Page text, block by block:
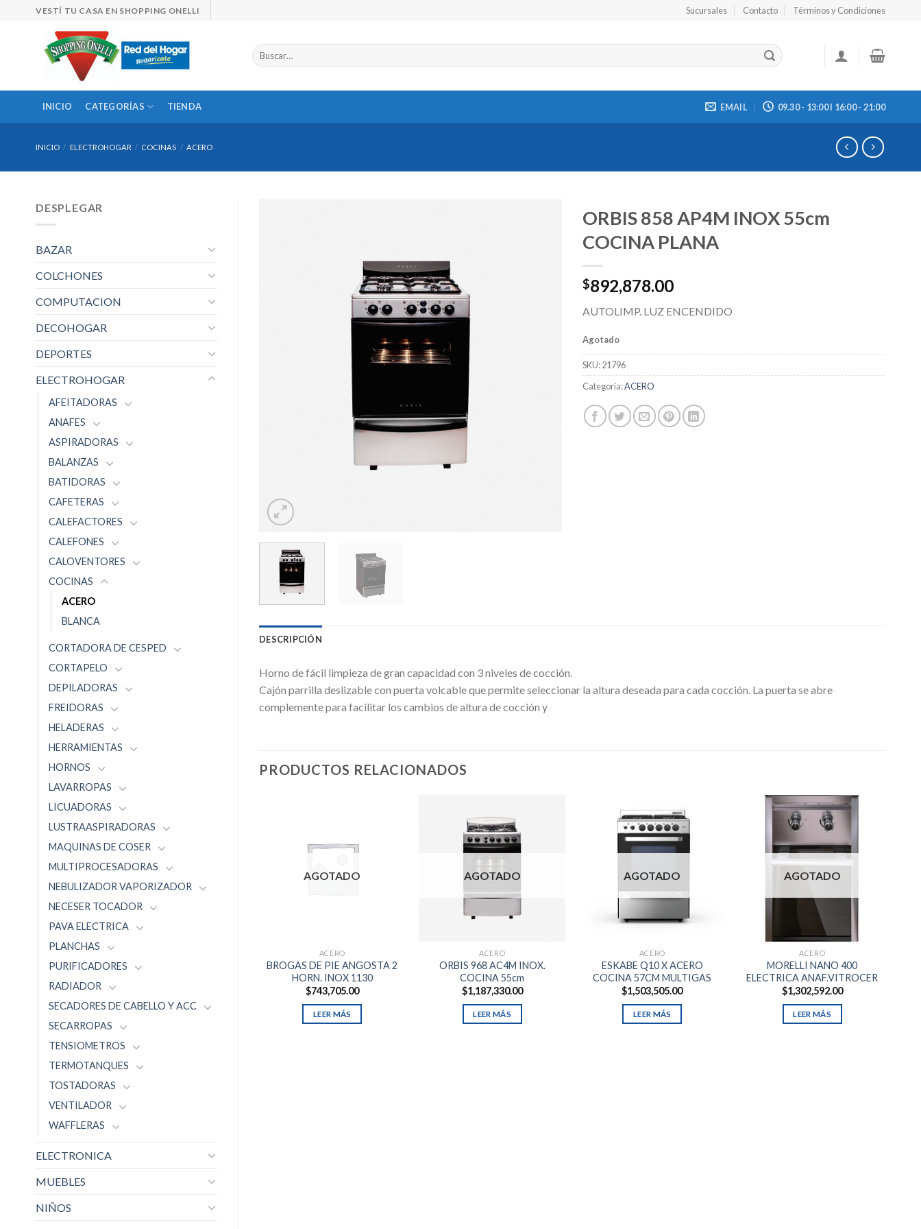
VESTÍ TU CASA EN SHOPPING ONELLI Sucursales Contacto Términos y Condiciones
Buscar
por:
INICIO CATEGORÍAS TIENDA EMAIL 09.30 - 13:00 I 16:00 - 21:00
INICIO / ELECTROHOGAR / COCINAS / ACERO
DESPLEGAR
BAZAR
COLCHONES
COMPUTACION
DECOHOGAR
DEPORTES
ELECTROHOGAR
AFEITADORAS
ANAFES
ASPIRADORAS
BALANZAS
BATIDORAS
CAFETERAS
CALEFACTORES
CALEFONES
CALOVENTORES
COCINAS
ACERO
BLANCA
CORTADORA DE CESPED
CORTAPELO
DEPILADORAS
FREIDORAS
HELADERAS
HERRAMIENTAS
HORNOS
LAVARROPAS
LICUADORAS
LUSTRAASPIRADORAS
MAQUINAS DE COSER
MULTIPROCESADORAS
NEBULIZADOR VAPORIZADOR
NECESER TOCADOR
PAVA ELECTRICA
PLANCHAS
PURIFICADORES
RADIADOR
SECADORES DE CABELLO Y ACC
SECARROPAS
TENSIOMETROS
TERMOTANQUES
TOSTADORAS
VENTILADOR
WAFFLERAS
ELECTRONICA
MUEBLES
NIÑOS
ORBIS 858 AP4M INOX 55cm
COCINA PLANA
$892,878.00
AUTOLIMP. LUZ ENCENDIDO
Agotado
SKU:21796
Categoría:ACERO
DESCRIPCIÓN
Horno de fácil limpieza de gran capacidad con 3 niveles de cocción.
Cajón parrilla deslizable con puerta volcable que permite seleccionar la altura deseada para cada cocción. La puerta se abre
complemente para facilitar los cambios de altura de cocción y
PRODUCTOS RELACIONADOS
AGOTADO
ACERO
BROGAS DE PIE ANGOSTA 2
HORN. INOX 1130
$743,705.00
LEER MÁS
AGOTADO
ACERO
ORBIS 968 AC4M INOX.
COCINA 55cm
$1,187,330.00
LEER MÁS
AGOTADO
ACERO
ESKABE Q10 X ACERO
COCINA 57CM MULTIGAS
$1,503,505.00
LEER MÁS
AGOTADO
ACERO
MORELLI NANO 400
ELECTRICA ANAF.VITROCER
$1,302,592.00
LEER MÁS